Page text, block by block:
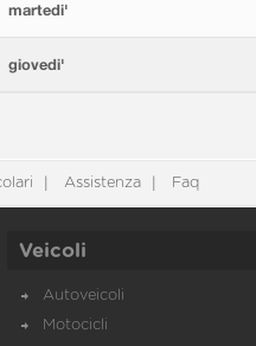
martedi'
giovedi'
Assistenza Faq
Veicoli
Autoveicoli
Motocicli